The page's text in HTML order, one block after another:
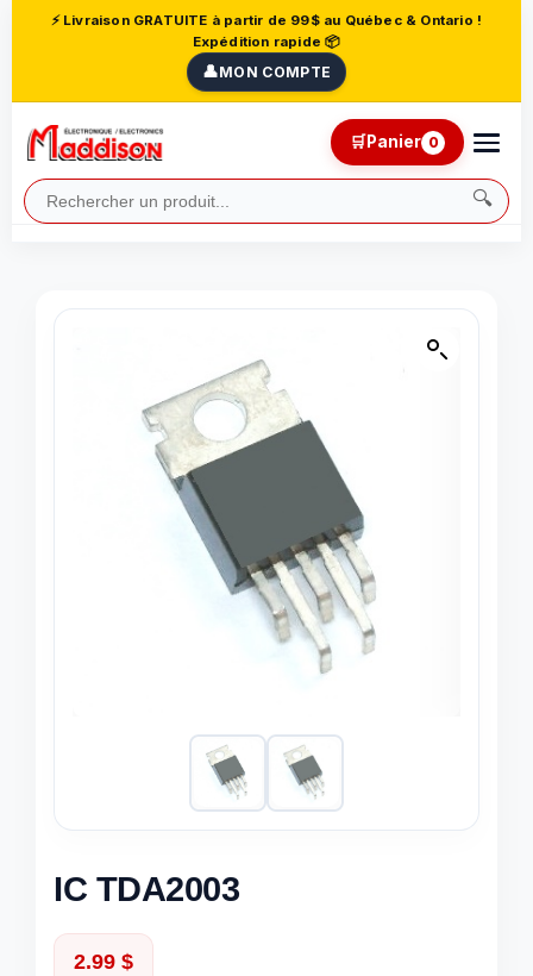
⚡ Livraison GRATUITE à partir de 99$ au Québec & Ontario !
Expédition rapide 📦
👤MON COMPTE
🔍
🛒Panier 0
IC TDA2003
2.99 $